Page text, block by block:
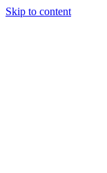
Skip to content